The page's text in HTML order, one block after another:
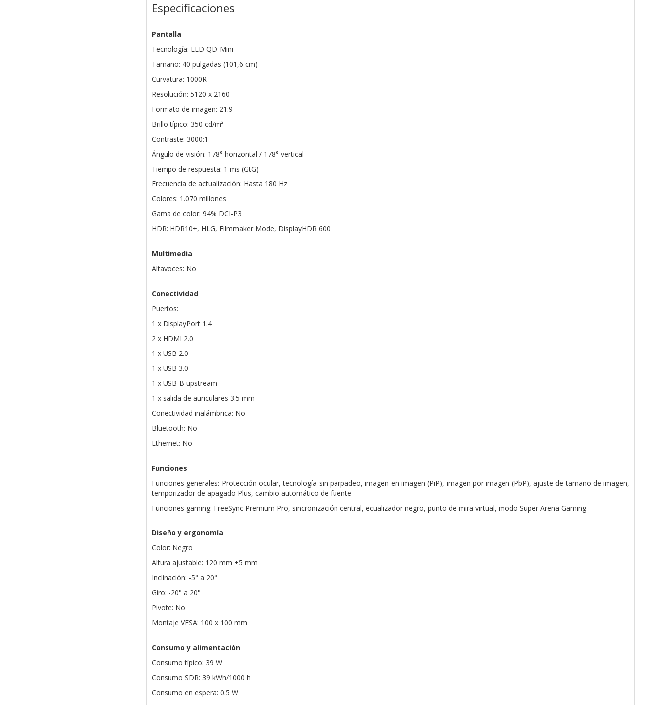
Especificaciones
Pantalla
Tecnología: LED QD-Mini
Tamaño: 40 pulgadas (101,6 cm)
Curvatura: 1000R
Resolución: 5120 x 2160
Formato de imagen: 21:9
Brillo típico: 350 cd/m²
Contraste: 3000:1
Ángulo de visión: 178° horizontal / 178° vertical
Tiempo de respuesta: 1 ms (GtG)
Frecuencia de actualización: Hasta 180 Hz
Colores: 1.070 millones
Gama de color: 94% DCI-P3
HDR: HDR10+, HLG, Filmmaker Mode, DisplayHDR 600
Multimedia
Altavoces: No
Conectividad
Puertos:
1 x DisplayPort 1.4
2 x HDMI 2.0
1 x USB 2.0
1 x USB 3.0
1 x USB-B upstream
1 x salida de auriculares 3.5 mm
Conectividad inalámbrica: No
Bluetooth: No
Ethernet: No
Funciones
Funciones generales: Protección ocular, tecnología sin parpadeo, imagen en imagen (PiP), imagen por imagen (PbP), ajuste de tamaño de imagen,
temporizador de apagado Plus, cambio automático de fuente
Funciones gaming: FreeSync Premium Pro, sincronización central, ecualizador negro, punto de mira virtual, modo Super Arena Gaming
Diseño y ergonomía
Color: Negro
Altura ajustable: 120 mm ±5 mm
Inclinación: -5° a 20°
Giro: -20° a 20°
Pivote: No
Montaje VESA: 100 x 100 mm
Consumo y alimentación
Consumo típico: 39 W
Consumo SDR: 39 kWh/1000 h
Consumo en espera: 0.5 W